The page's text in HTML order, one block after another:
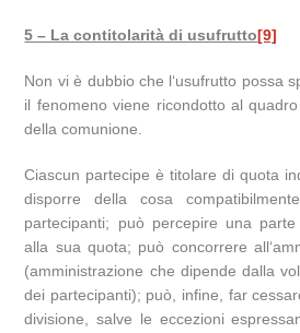
5 – La contitolarità di usufrutto[9]
Non vi è dubbio che l‘usufrutto possa
il fenomeno viene ricondotto al
della comunione.
Ciascun partecipe è titolare di quota
disporre della cosa
partecipanti; può percepire una
alla sua quota; può concorrere
(amministrazione che dipende dalla
dei partecipanti); può, infine, far
divisione, salve le eccezioni